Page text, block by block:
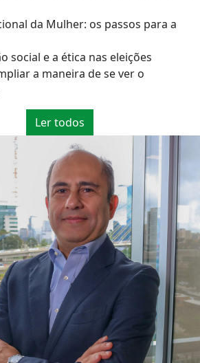
da Mulher: os passos para a
social e a ética nas eleições
a maneira de se ver o
Ler todos